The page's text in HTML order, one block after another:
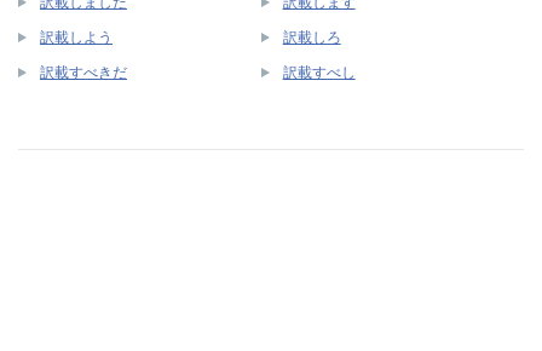
訳載しよう 訳載しろ
訳載すべきだ 訳載すべし